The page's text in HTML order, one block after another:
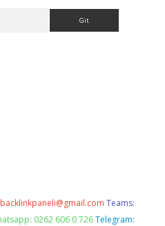
backlinkpaneli@gmail.com Teams:
0262 606 0 726 Telegram: